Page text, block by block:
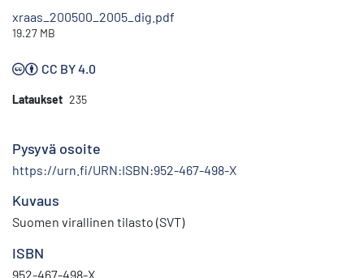
xraas_200500_2005_dig.pdf
19.27 MB
CC BY 4.0
Lataukset 235
Pysyvä osoite
https://urn.fi/URN:ISBN:952-467-498-X
Kuvaus
Suomen virallinen tilasto (SVT)
ISBN
952-467-498-X